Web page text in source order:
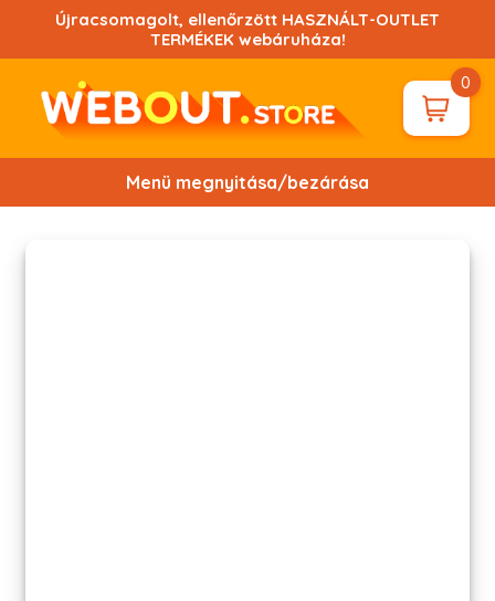
tartalomhoz!
Újracsomagolt, ellenőrzött HASZNÁLT-OUTLET
TERMÉKEK webáruháza!
0
Menü megnyitása/bezárása